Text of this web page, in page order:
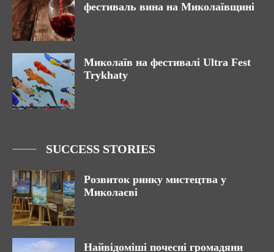
фестиваль вина на Миколаївщині
Миколаїв на фестивалі Ultra Fest
Trykhaty
SUCCESS STORIES
Розвиток ринку мистецтва у
Миколаєві
Найвідоміші почесні громадяни